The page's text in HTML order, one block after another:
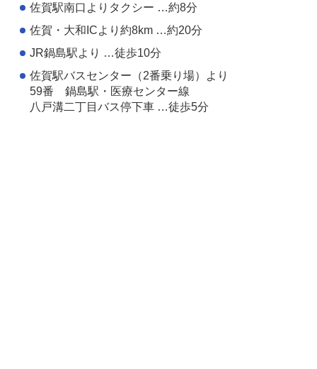
佐賀駅南口よりタクシー …約8分
佐賀・大和ICより約8km …約20分
JR鍋島駅より …徒歩10分
佐賀駅バスセンター（2番乗り場）より
59番 鍋島駅・医療センター線
八戸溝二丁目バス停下車 …徒歩5分